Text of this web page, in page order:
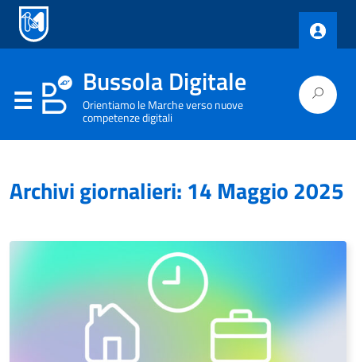
Bussola Digitale
Orientiamo le Marche verso nuove
competenze digitali
Archivi giornalieri: 14 Maggio 2025